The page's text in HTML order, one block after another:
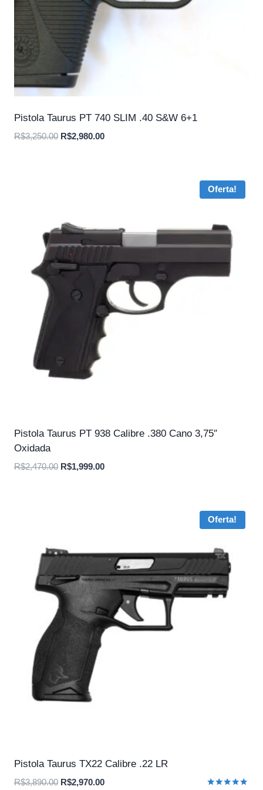
Pistola Taurus PT 740 SLIM .40 S&W 6+1
R$3,250.00 O
R$2,980.00O
Oferta!
Pistola Taurus PT 938 Calibre .380 Cano 3,75″
Oxidada
R$2,470.00 O
R$1,999.00O
Oferta!
Pistola Taurus TX22 Calibre .22 LR
R$3,890.00 O
R$2,970.00O